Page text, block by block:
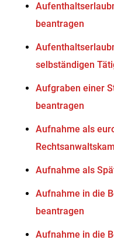
beantragen
selbständigen
Aufgraben einer
beantragen
Aufnahme als
Aufnahme als
Aufnahme in die
beantragen
Aufnahme in die